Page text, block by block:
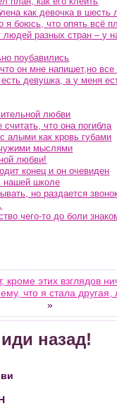
как девочка в шесть
я боюсь, что опять всё
людей разных стран – у
поубавились
он мне напишет,но все
девушка, а у меня
любви
что она погибла
алыми как кровь губами
мыслями
любви!
конец и он очевиден
нашей школе
но раздается
чего-то до боли
этих взглядов
что я стала
»
назад!